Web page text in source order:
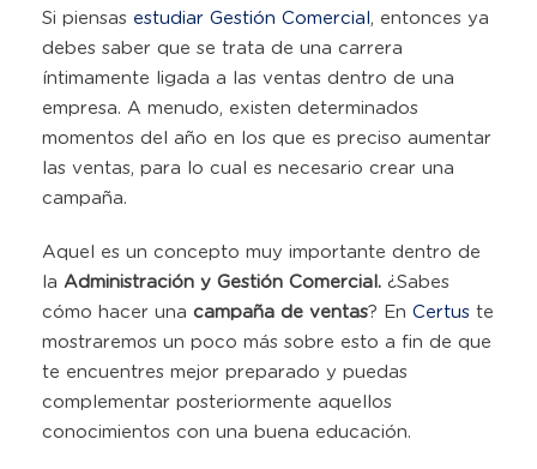
Si piensas estudiar Gestión Comercial, entonces ya
debes saber que se trata de una carrera
íntimamente ligada a las ventas dentro de una
empresa. A menudo, existen determinados
momentos del año en los que es preciso aumentar
las ventas, para lo cual es necesario crear una
campaña.
Aquel es un concepto muy importante dentro de
la Administración y Gestión Comercial. ¿Sabes
cómo hacer una campaña de ventas? En Certus te
mostraremos un poco más sobre esto a fin de que
te encuentres mejor preparado y puedas
complementar posteriormente aquellos
conocimientos con una buena educación.